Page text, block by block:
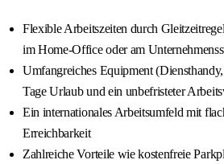
Flexible Arbeitszeiten durch
im Home-Office oder am
Umfangreiches Equipment
Tage Urlaub und ein unbefristeter
Ein internationales Arbeitsumfeld mit
Erreichbarkeit
Zahlreiche Vorteile wie kostenfreie